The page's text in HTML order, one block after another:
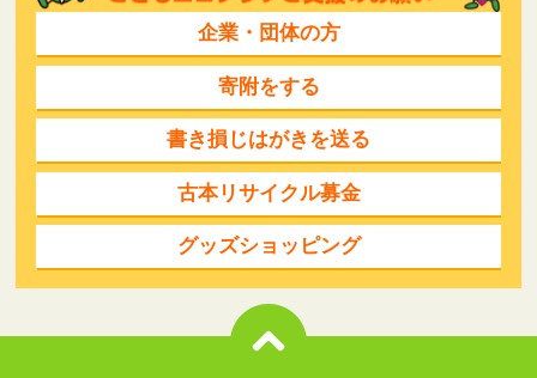
企業・団体の方
寄附をする
書き損じはがきを送る
古本リサイクル募金
グッズショッピング